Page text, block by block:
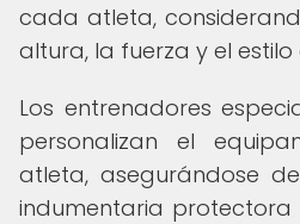
cada atleta,
altura, la fuerza y el
Los entrenadores
personalizan el
atleta, asegurándose
indumentaria protectora